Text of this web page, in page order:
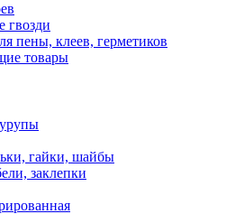
гвозди
пены, клеев, герметиков
товары
гайки, шайбы
заклепки